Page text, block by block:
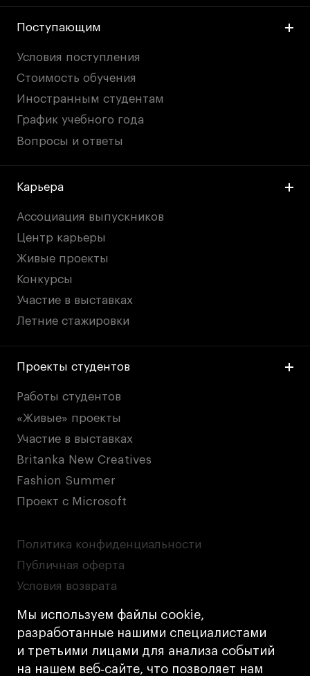
Мы используем файлы cookie,
разработанные нашими специалистами
и третьими лицами для анализа событий
на нашем веб‑сайте, что позволяет нам
Поступающим
Условия поступления
Стоимость обучения
Иностранным студентам
График учебного года
Вопросы и ответы
Карьера
Ассоциация выпускников
Центр карьеры
Живые проекты
Конкурсы
Участие в выставках
Летние стажировки
Проекты студентов
Работы студентов
«Живые» проекты
Участие в выставках
Britanka New Creatives
Fashion Summer
Проект с Microsoft
Политика конфиденциальности
Публичная оферта
Условия возврата
Кредит на образование с господдержкой
Лицензия на осуществление образовательной
деятельности АНО ВО «Универсальный
Университет»